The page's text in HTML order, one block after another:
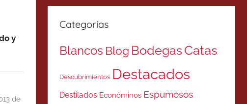
y
de
Categorías
Blancos Blog BodegasCatas
Descubrimientos Destacados
Destilados Económinos Espumosos